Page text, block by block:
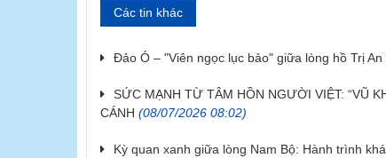
Các tin khác
Đảo Ó – "Viên ngọc lục bảo" giữa lòng hồ Trị An
SỨC MẠNH TỪ TÂM HỒN NGƯỜI VIỆT: “VŨ
CÁNH (08/07/2026 08:02)
Kỳ quan xanh giữa lòng Nam Bộ: Hành trình